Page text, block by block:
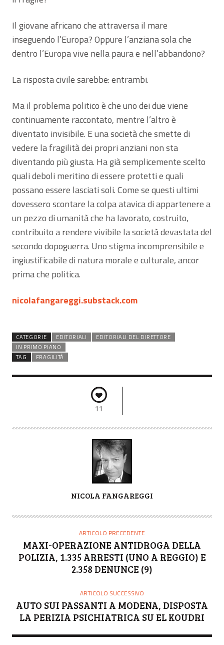
Il giovane africano che attraversa il mare
inseguendo l’Europa? Oppure l’anziana sola che
dentro l’Europa vive nella paura e nell’abbandono?
La risposta civile sarebbe: entrambi.
Ma il problema politico è che uno dei due viene
continuamente raccontato, mentre l’altro è
diventato invisibile. E una società che smette di
vedere la fragilità dei propri anziani non sta
diventando più giusta. Ha già semplicemente scelto
quali deboli meritino di essere protetti e quali
possano essere lasciati soli. Come se questi ultimi
dovessero scontare la colpa atavica di appartenere a
un pezzo di umanità che ha lavorato, costruito,
contribuito a rendere vivibile la società devastata del
secondo dopoguerra. Uno stigma incomprensibile e
ingiustificabile di natura morale e culturale, ancor
prima che politica.
nicolafangareggi.substack.com
CATEGORIE EDITORIALI
EDITORIALI DEL DIRETTORE
IN PRIMO PIANO
TAG
FRAGILITÀ
11
T
NICOLA FANGAREGGI
ARTICOLO PRECEDENTE
MAXI-OPERAZIONE ANTIDROGA DELLA
POLIZIA, 1.335 ARRESTI (UNO A REGGIO) E
2.358 DENUNCE (9)
ARTICOLO SUCCESSIVO
AUTO SUI PASSANTI A MODENA, DISPOSTA
LA PERIZIA PSICHIATRICA SU EL KOUDRI